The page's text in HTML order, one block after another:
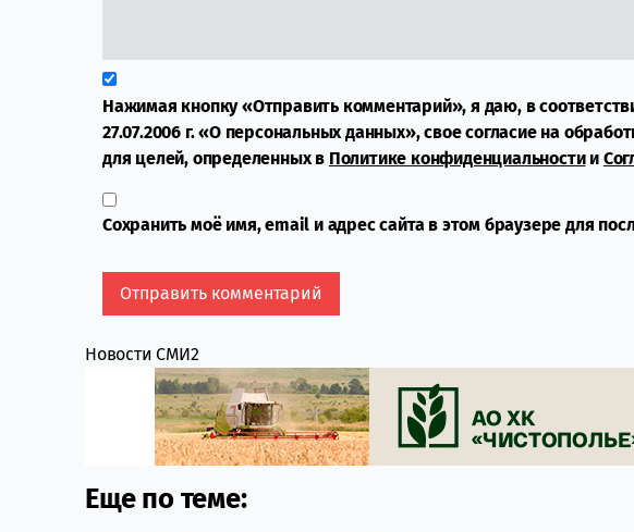
Нажимая кнопку «Отправить комментарий», я даю, в
27.07.2006 г. «О персональных данных», свое согласие на
для целей, определенных в Политике конфиденциальностии
Сохранить моё имя, email и адрес сайта в этом браузере для
Новости СМИ2
Еще по теме: